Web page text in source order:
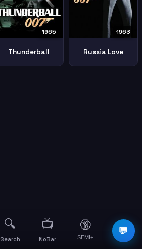
1965
Thunderball
1963
Russia Love
💬
🔍
Search
📺
NoBar
🔞
SEMI+
☰